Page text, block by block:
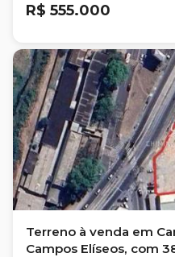
R$ 555.000
Terreno à venda em
Campos Elíseos, com